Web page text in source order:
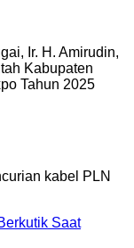
Ir. H. Amirudin,
Kabupaten
Tahun 2025
Saat